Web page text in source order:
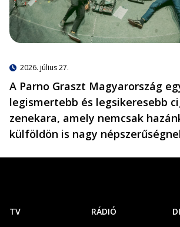
2026. július 27.
A Parno Graszt Magyarország
legismertebb és legsikeresebb
zenekara, amely nemcsak
külföldön is nagy
TV RÁDIÓ